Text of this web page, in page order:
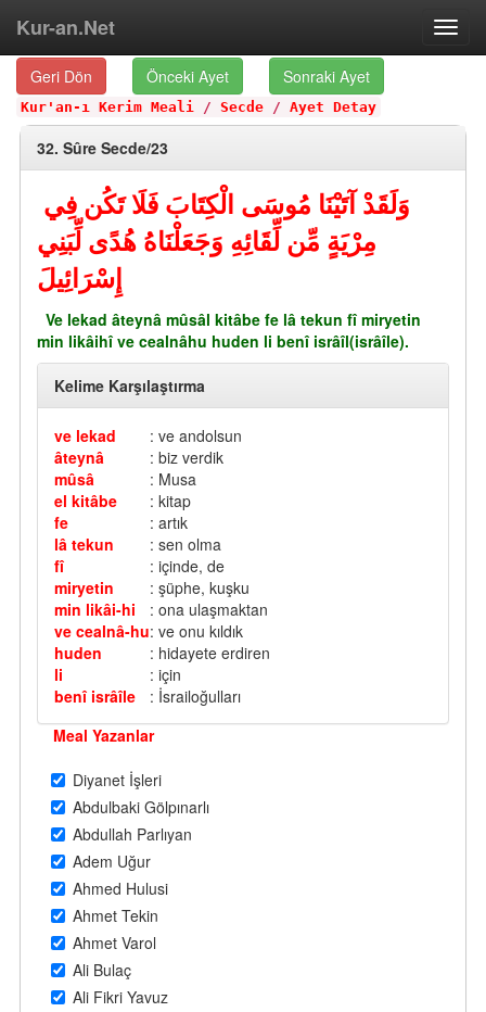
Kur-an.Net
Geri Dön Önceki Ayet Sonraki Ayet
Kur'an-ı Kerim Meali / Secde / Ayet Detay
32. Sûre Secde/23
وَلَقَدْ آتَيْنَا مُوسَى الْكِتَابَ فَلَا تَكُن فِي
مِرْيَةٍ مِّن لِّقَائِهِ وَجَعَلْنَاهُ هُدًى لِّبَنِي
إِسْرَائِيلَ
Ve lekad âteynâ mûsâl kitâbe fe lâ tekun fî miryetin
min likâihî ve cealnâhu huden li benî isrâîl(isrâîle).
Kelime Karşılaştırma
ve lekad
: ve andolsun
âteynâ
: biz verdik
mûsâ
: Musa
el kitâbe
: kitap
fe
: artık
lâ tekun
: sen olma
fî
: içinde, de
miryetin
: şüphe, kuşku
min likâi-hi
: ona ulaşmaktan
ve cealnâ-hu: ve onu kıldık
huden
: hidayete erdiren
li
: için
benî isrâîle
: İsrailoğulları
Meal Yazanlar
Diyanet İşleri
Abdulbaki Gölpınarlı
Abdullah Parlıyan
Adem Uğur
Ahmed Hulusi
Ahmet Tekin
Ahmet Varol
Ali Bulaç
Ali Fikri Yavuz